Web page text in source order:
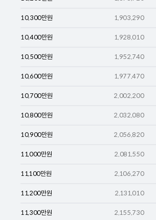
10,300만원 1,903,290
10,400만원 1,928,010
10,500만원 1,952,740
10,600만원 1,977,470
10,700만원 2,002,200
10,800만원 2,032,080
10,900만원 2,056,820
11,000만원 2,081,550
11,100만원 2,106,270
11,200만원 2,131,010
11,300만원 2,155,730